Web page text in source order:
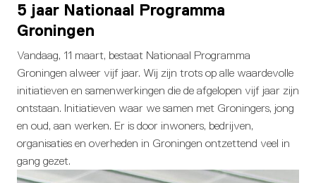
5 jaar Nationaal Programma
Groningen
Vandaag, 11 maart, bestaat Nationaal Programma
Groningen alweer vijf jaar. Wij zijn trots op alle waardevolle
initiatieven en samenwerkingen die de afgelopen vijf jaar zijn
ontstaan. Initiatieven waar we samen met Groningers, jong
en oud, aan werken. Er is door inwoners, bedrijven,
organisaties en overheden in Groningen ontzettend veel in
gang gezet.